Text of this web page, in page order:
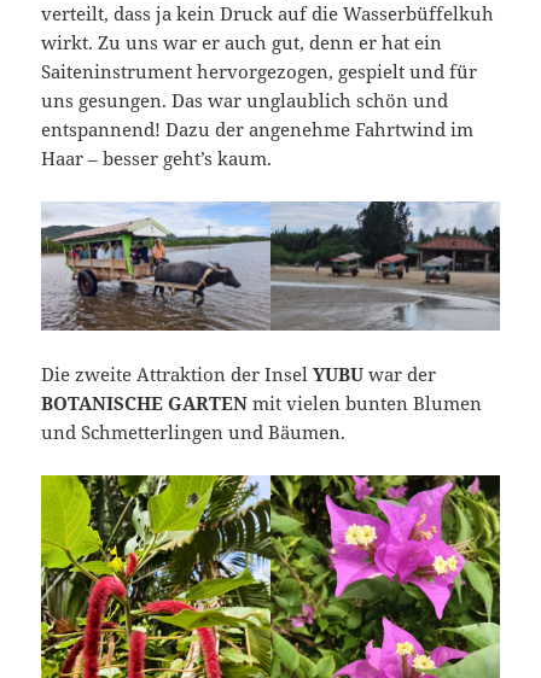
verteilt, dass ja kein Druck auf die Wasserbüffelkuh
wirkt. Zu uns war er auch gut, denn er hat ein
Saiteninstrument hervorgezogen, gespielt und für
uns gesungen. Das war unglaublich schön und
entspannend! Dazu der angenehme Fahrtwind im
Haar – besser geht’s kaum.
Die zweite Attraktion der InselYUBUwar der
BOTANISCHE GARTEN mit vielen bunten Blumen
und Schmetterlingen und Bäumen.